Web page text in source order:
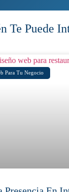
Te Puede
Para Tu Negocio